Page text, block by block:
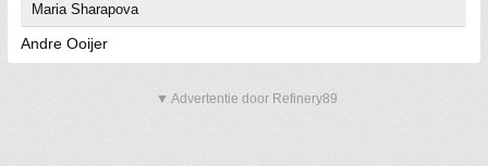
Maria Sharapova
Andre Ooijer
▼ Advertentie door Refinery89